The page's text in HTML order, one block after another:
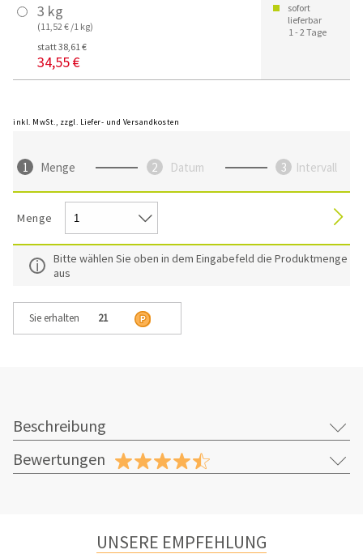
3 kg
(11,52 € /1 kg)
statt 38,61 €
34,55 €
sofort
lieferbar
1 - 2 Tage
inkl. MwSt., zzgl. Liefer- und Versandkosten
Menge Datum Intervall
Menge
Bitte wählen Sie oben in dem Eingabefeld die Produktmenge
aus
Sie erhalten 21
Beschreibung
Bewertungen
UNSERE EMPFEHLUNG